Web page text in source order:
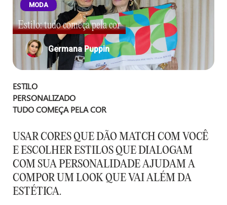
MODA
Estilo: tudo começa pela cor
Germana Puppin
ESTILO
PERSONALIZADO
TUDO COMEÇA PELA COR
USAR CORES QUE DÃO MATCH COM VOCÊ
E ESCOLHER ESTILOS QUE DIALOGAM
COM SUA PERSONALIDADE AJUDAM A
COMPOR UM LOOK QUE VAI ALÉM DA
ESTÉTICA.